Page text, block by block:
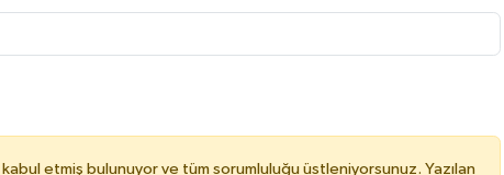
kabul etmiş bulunuyor ve tüm sorumluluğu üstleniyorsunuz. Yazılan